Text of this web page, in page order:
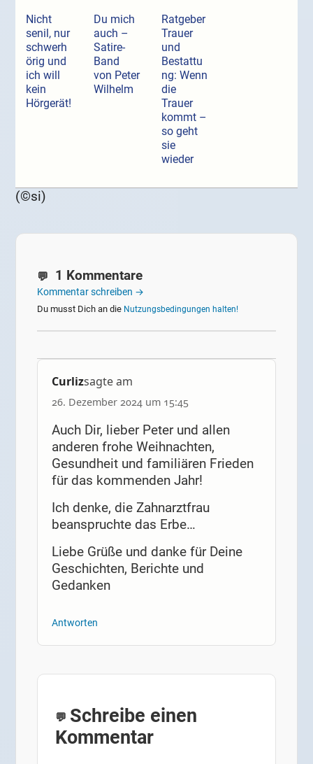
Nicht
senil, nur
schwerh
örig und
ich will
kein
Hörgerät!
Du mich
auch –
Satire-
Band
von Peter
Wilhelm
Ratgeber
Trauer
und
Bestattu
ng: Wenn
die
Trauer
kommt –
so geht
sie
wieder
(©si)
1 Kommentare
Kommentar schreiben →
Du musst Dich an die Nutzungsbedingungen halten!
Curlizsagte am
26. Dezember 2024 um 15:45
Auch Dir, lieber Peter und allen
anderen frohe Weihnachten,
Gesundheit und familiären Frieden
für das kommenden Jahr!
Ich denke, die Zahnarztfrau
beanspruchte das Erbe…
Liebe Grüße und danke für Deine
Geschichten, Berichte und
Gedanken
Antworten
Schreibe einen
Kommentar